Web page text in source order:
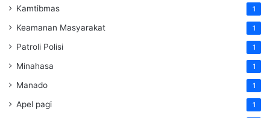
Kamtibmas 1
Keamanan Masyarakat 1
Patroli Polisi 1
Minahasa 1
Manado 1
Apel pagi 1